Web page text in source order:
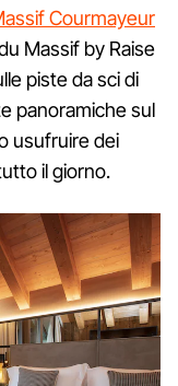
Courmayeur
Massif by Raise
piste da sci di
panoramiche sul
usufruire dei
il giorno.